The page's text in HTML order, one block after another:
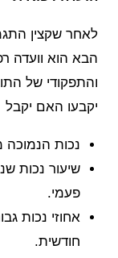
לאחר שקצין
הבא הוא וועדה
והתפקודי של
יקבעו האם יקבל
נכות הנמוכה מ10% אינה מזכה בכל
פעמי.
חודשית.